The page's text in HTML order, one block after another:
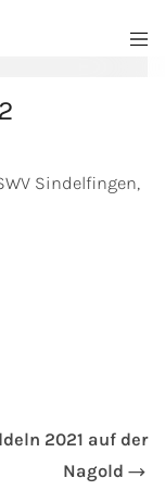
Sindelfingen,
2021 auf der
Nagold